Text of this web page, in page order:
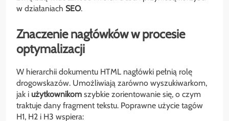
w działaniach SEO.
Znaczenie nagłówków w procesie
optymalizacji
W hierarchii dokumentu HTML nagłówki pełnią rolę
drogowskazów. Umożliwiają zarówno wyszukiwarkom,
jak i użytkownikom szybkie zorientowanie się, o czym
traktuje dany fragment tekstu. Poprawne użycie tagów
H1, H2 i H3 wspiera: